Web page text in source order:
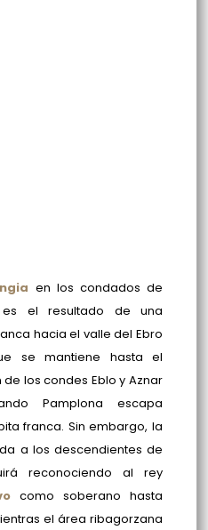
en los condados de
es el resultado de una
hacia el valle del Ebro
se mantiene hasta el
los condes Eblo y Aznar
Pamplona escapa
franca. Sin embargo, la
a los descendientes de
reconociendo al rey
como soberano hasta
el área ribagorzana